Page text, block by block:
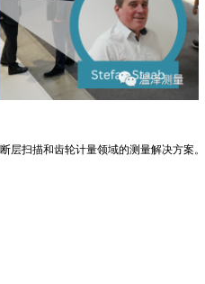
层扫描和齿轮计量领域的测量解决方案。